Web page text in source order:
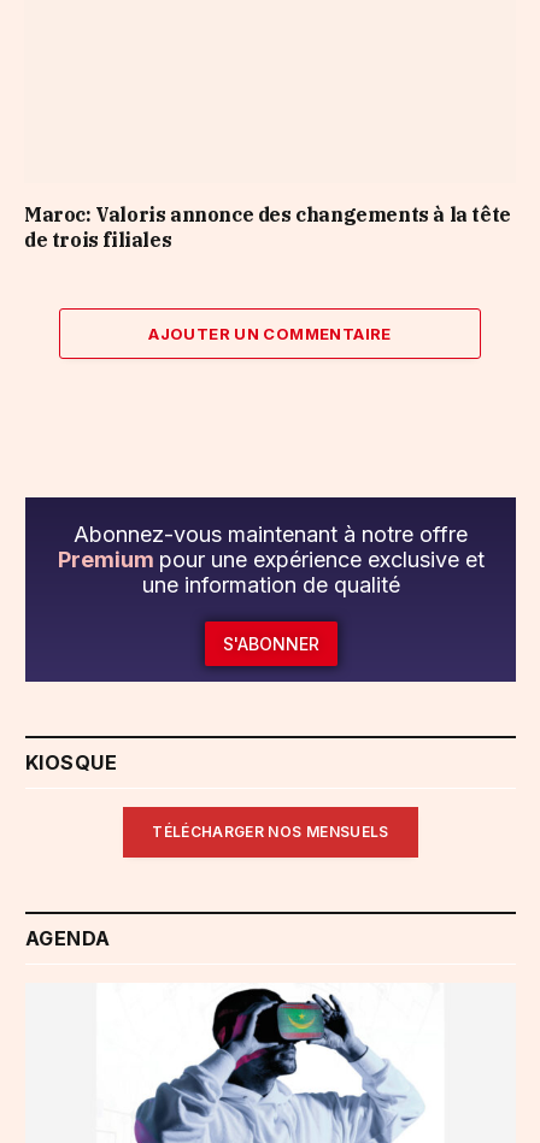
Maroc: Valoris annonce des changements à la tête
de trois filiales
AJOUTER UN COMMENTAIRE
Abonnez-vous maintenant à notre offre
Premium pour une expérience exclusive et
une information de qualité
S'ABONNER
KIOSQUE
TÉLÉCHARGER NOS MENSUELS
AGENDA